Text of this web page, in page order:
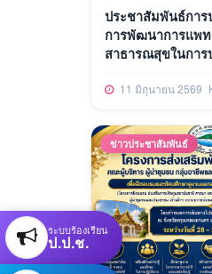
ประชาสัมพันธ์การ
การพัฒนาการแพ
สาธารณสุขในกา
11 มิถุนายน 2569
ข่าวประชาสัมพันธ์
ระบบร้องเรียน
ป.ป.ช.